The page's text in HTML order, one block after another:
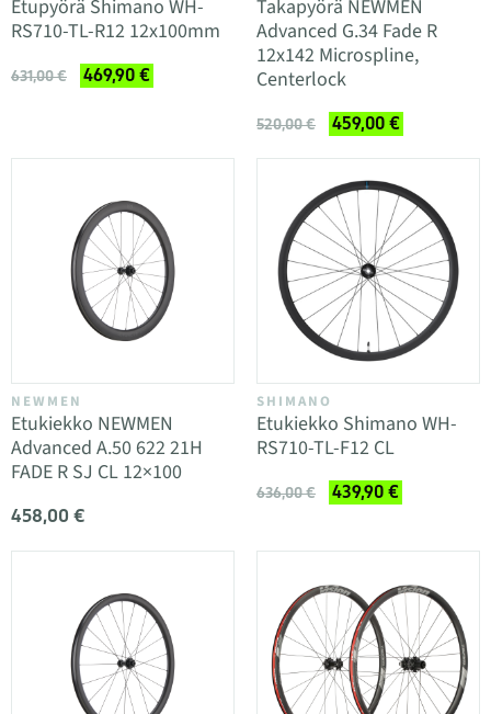
Etupyörä Shimano WH-
RS710-TL-R12 12x100mm
631,00 € 469,90 €
Takapyörä NEWMEN
Advanced G.34 Fade R
12x142 Microspline,
Centerlock
520,00 € 459,00 €
NEWMEN
Etu­kiekko NEWMEN
Advanced A.50 622 21H
FADE R SJ CL 12×100
458,00 €
SHIMANO
Etukiekko Shimano WH-
RS710-TL-F12 CL
636,00 € 439,90 €